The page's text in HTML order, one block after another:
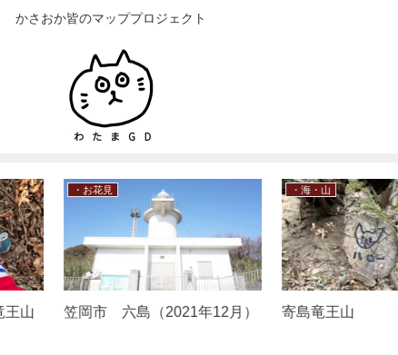
かさおか皆のマッププロジェクト
・海・山
笠岡市北木島 笠岡十名山
笠岡市 妃富実（ひとみ）